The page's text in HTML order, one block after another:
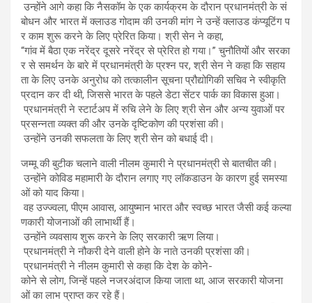
उन्होंने आगे कहा कि नैसकॉम के एक कार्यक्रम के दौरान प्रधानमंत्री के सं
बोधन और भारत में क्लाउड गोदाम की उनकी मांग ने उन्हें क्लाउड कंप्यूटिंग प
र काम शुरू करने के लिए प्रेरित किया। श्री सेन ने कहा,
“गांव में बैठा एक नरेंद्र दूसरे नरेंद्र से प्रेरित हो गया।” चुनौतियों और सरका
र से समर्थन के बारे में प्रधानमंत्री के प्रश्न पर, श्री सेन ने कहा कि सहाय
ता के लिए उनके अनुरोध को तत्कालीन सूचना प्रौद्योगिकी सचिव ने स्वीकृति
प्रदान कर दी थी, जिससे भारत के पहले डेटा सेंटर पार्क का विकास हुआ।
प्रधानमंत्री ने स्टार्टअप में रुचि लेने के लिए श्री सेन और अन्य युवाओं पर
प्रसन्नता व्यक्त की और उनके दृष्टिकोण की प्रशंसा की।
उन्होंने उनकी सफलता के लिए श्री सेन को बधाई दी।
जम्मू की बुटीक चलाने वाली नीलम कुमारी ने प्रधानमंत्री से बातचीत की।
उन्होंने कोविड महामारी के दौरान लगाए गए लॉकडाउन के कारण हुई समस्या
ओं को याद किया।
वह उज्ज्वला, पीएम आवास, आयुष्मान भारत और स्वच्छ भारत जैसी कई कल्या
णकारी योजनाओं की लाभार्थी हैं।
उन्होंने व्यवसाय शुरू करने के लिए सरकारी ऋण लिया।
प्रधानमंत्री ने नौकरी देने वाली होने के नाते उनकी प्रशंसा की।
प्रधानमंत्री ने नीलम कुमारी से कहा कि देश के कोने-
कोने से लोग, जिन्हें पहले नजरअंदाज किया जाता था, आज सरकारी योजना
ओं का लाभ प्राप्त कर रहे हैं।